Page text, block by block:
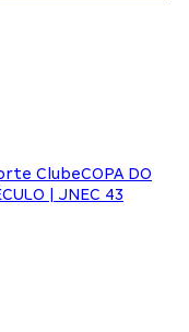
ClubeCOPA DO
| JNEC 43